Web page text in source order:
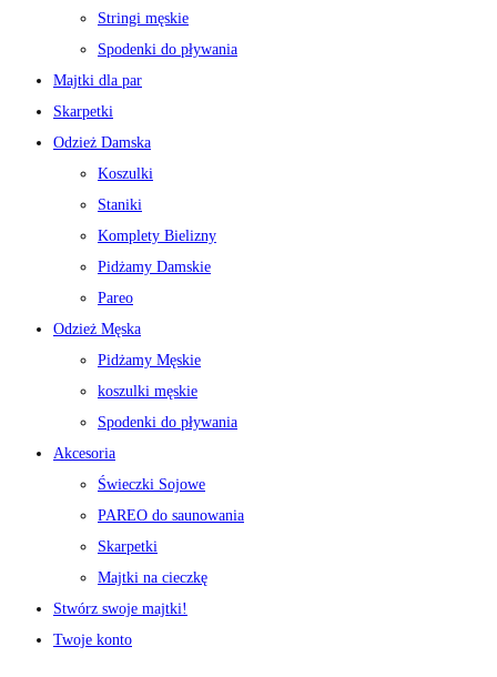
Stringi męskie
Spodenki do pływania
Majtki dla par
Skarpetki
Odzież Damska
Koszulki
Staniki
Komplety Bielizny
Pidżamy Damskie
Pareo
Odzież Męska
Pidżamy Męskie
koszulki męskie
Spodenki do pływania
Akcesoria
Świeczki Sojowe
PAREO do saunowania
Skarpetki
Majtki na cieczkę
Stwórz swoje majtki!
Twoje konto